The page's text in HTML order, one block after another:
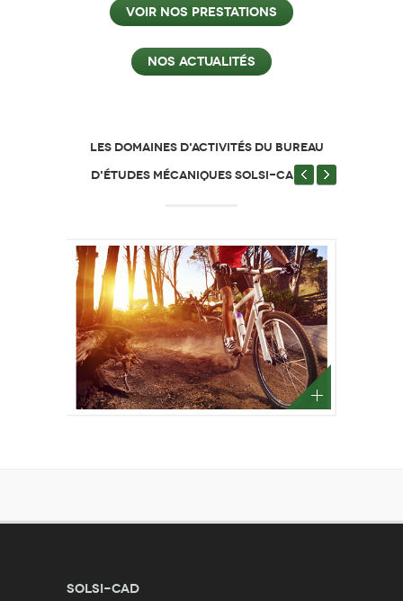
Voir nos prestations
Nos actualités
LES DOMAINES D'ACTIVITÉS DU BUREAU
D'ÉTUDES MÉCANIQUES SOLSI-CAD
SOLSI-CAD